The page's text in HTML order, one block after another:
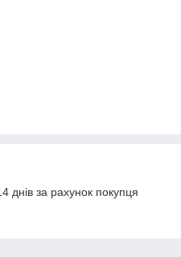
днів за рахунок покупця